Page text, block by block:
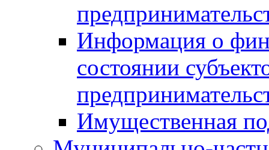
Информация о
состоянии
Имущественная